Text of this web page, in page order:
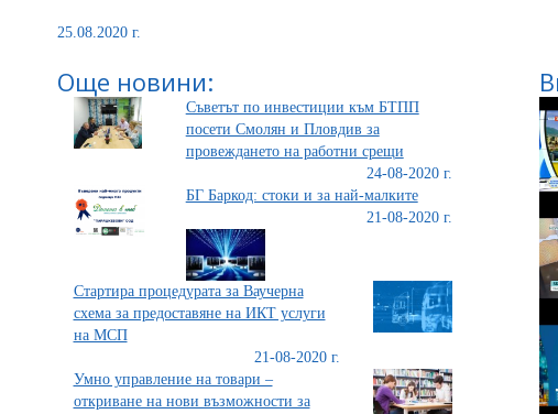
25.08.2020 г.
Още новини:
Съветът по инвестиции към БТПП
посети Смолян и Пловдив за
провеждането на работни срещи
24-08-2020 г.
БГ Баркод: стоки и за най-малките
21-08-2020 г.
Стартира процедурата за Ваучерна
схема за предоставяне на ИКТ услуги
на МСП
21-08-2020 г.
Умно управление на товари –
откриване на нови възможности за